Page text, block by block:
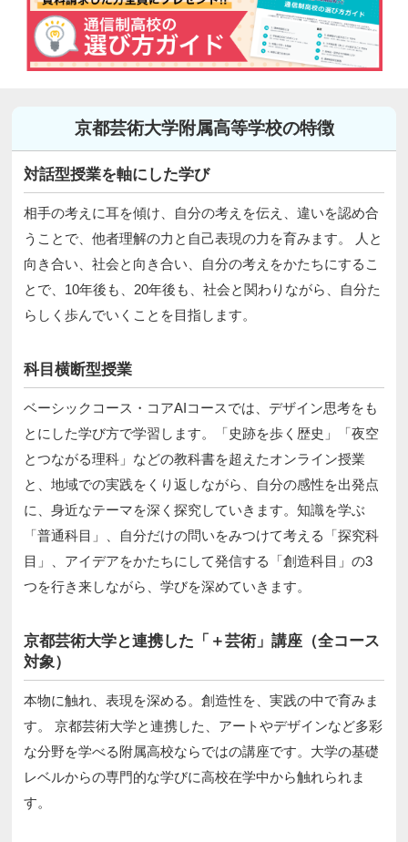
京都芸術大学附属高等学校の特徴
対話型授業を軸にした学び
相手の考えに耳を傾け、自分の考えを伝え、違いを認め合
うことで、他者理解の力と自己表現の力を育みます。 人と
向き合い、社会と向き合い、自分の考えをかたちにするこ
とで、10年後も、20年後も、社会と関わりながら、自分た
らしく歩んでいくことを目指します。
科目横断型授業
ベーシックコース・コアAIコースでは、デザイン思考をも
とにした学び方で学習します。「史跡を歩く歴史」「夜空
とつながる理科」などの教科書を超えたオンライン授業
と、地域での実践をくり返しながら、自分の感性を出発点
に、身近なテーマを深く探究していきます。知識を学ぶ
「普通科目」、自分だけの問いをみつけて考える「探究科
目」、アイデアをかたちにして発信する「創造科目」の3
つを行き来しながら、学びを深めていきます。
京都芸術大学と連携した「＋芸術」講座（全コース
対象）
本物に触れ、表現を深める。創造性を、実践の中で育みま
す。 京都芸術大学と連携した、アートやデザインなど多彩
な分野を学べる附属高校ならではの講座です。大学の基礎
レベルからの専門的な学びに高校在学中から触れられま
す。